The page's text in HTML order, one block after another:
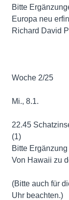
Bitte
Europa neu
Richard David
Woche 2/25
Mi., 8.1.
22.45
(1)
Bitte
Von Hawaii zu
(Bitte auch für
Uhr beachten.)